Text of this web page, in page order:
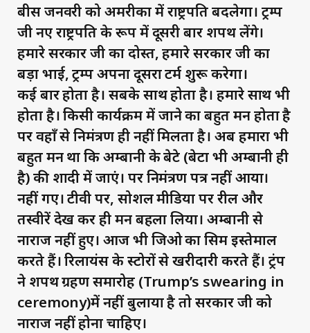
बीस जनवरी को अमरीका में राष्ट्रपति बदलेगा। ट्रम्प
जी नए राष्ट्रपति के रूप में दूसरी बार शपथ लेंगे।
हमारे सरकार जी का दोस्त, हमारे सरकार जी का
बड़ा भाई, ट्रम्प अपना दूसरा टर्म शुरू करेगा।
कई बार होता है। सबके साथ होता है। हमारे साथ भी
होता है। किसी कार्यक्रम में जाने का बहुत मन होता है
पर वहाँ से निमंत्रण ही नहीं मिलता है। अब हमारा भी
बहुत मन था कि अम्बानी के बेटे (बेटा भी अम्बानी ही
है) की शादी में जाएं। पर निमंत्रण पत्र नहीं आया।
नहीं गए। टीवी पर, सोशल मीडिया पर रील और
तस्वीरें देख कर ही मन बहला लिया। अम्बानी से
नाराज नहीं हुए। आज भी जिओ का सिम इस्तेमाल
करते हैं। रिलायंस के स्टोरों से खरीदारी करते हैं। ट्रंप
ने शपथ ग्रहण समारोह (Trump’s swearing in
ceremony)में नहीं बुलाया है तो सरकार जी को
नाराज नहीं होना चाहिए।